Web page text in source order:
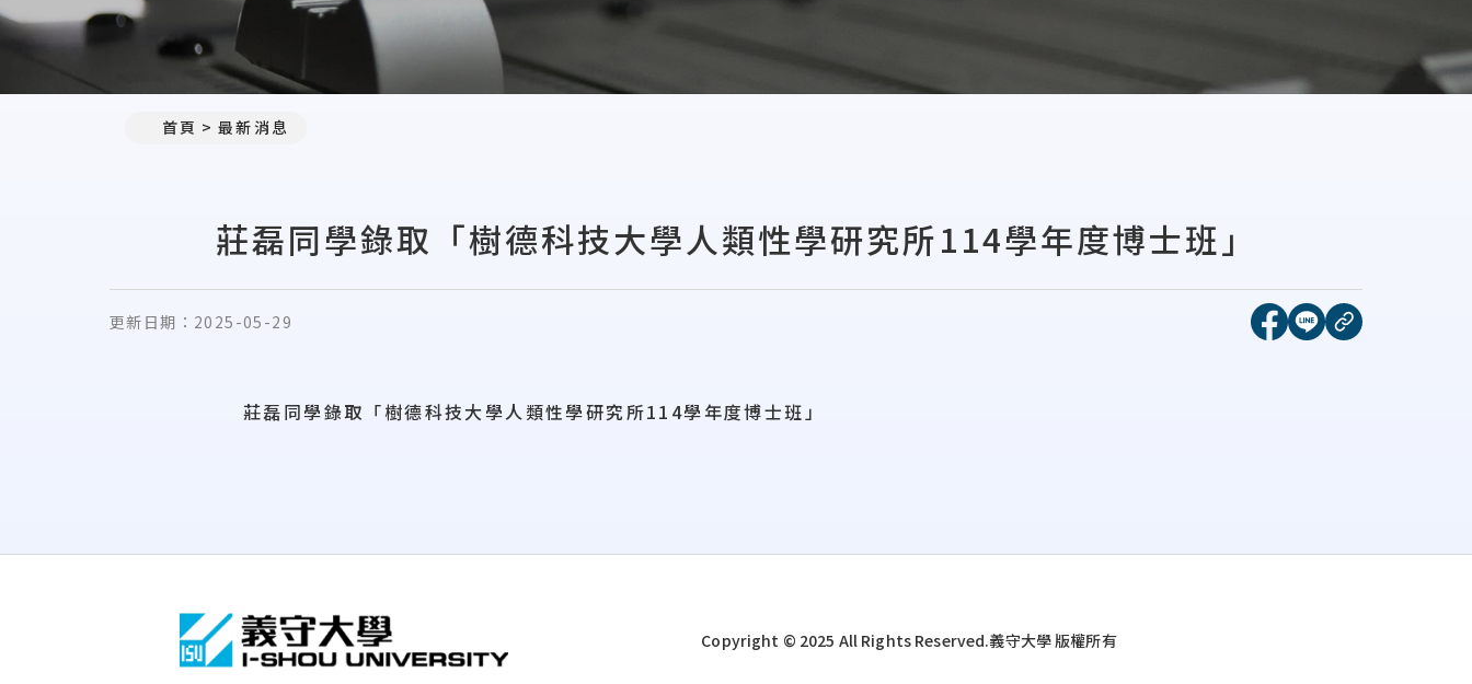
首頁 最新消息
莊磊同學錄取「樹德科技大學人類性學研究所114學年度博士班」
更新日期： 2025-05-29 [另開新視窗]分享到
[另開新視窗]分享
複製連結
莊磊同學錄取「樹德科技大學人類性學研究所114學年度博士班」
Copyright © 2025 All Rights Reserved.義守大學 版權所有